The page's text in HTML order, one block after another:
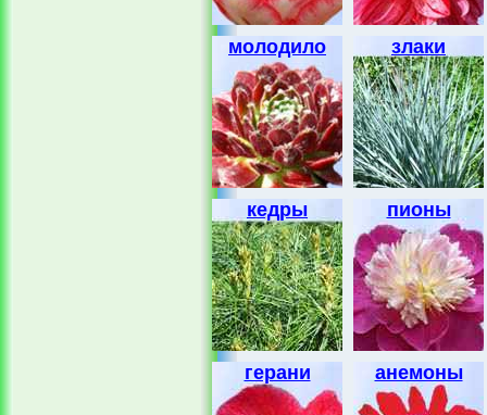
молодило злаки
кедры пионы
герани анемоны